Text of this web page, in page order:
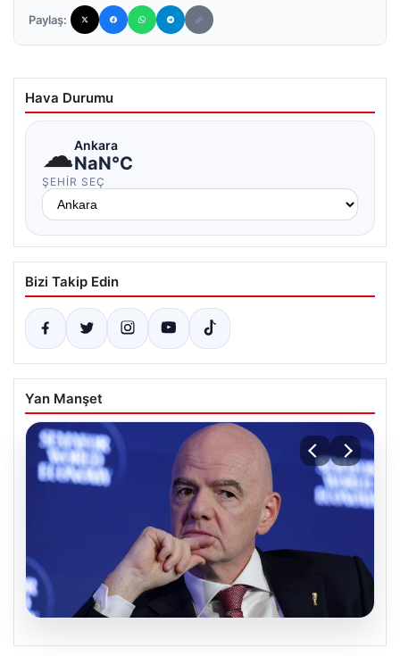
Paylaş:
Hava Durumu
☁Ankara
NaN°C
ŞEHIR SEÇ
Bizi Takip Edin
Yan Manşet
09.08.2026